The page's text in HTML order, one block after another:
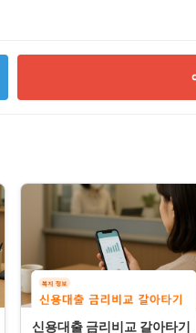
신용대출 금리비교 갈아타기